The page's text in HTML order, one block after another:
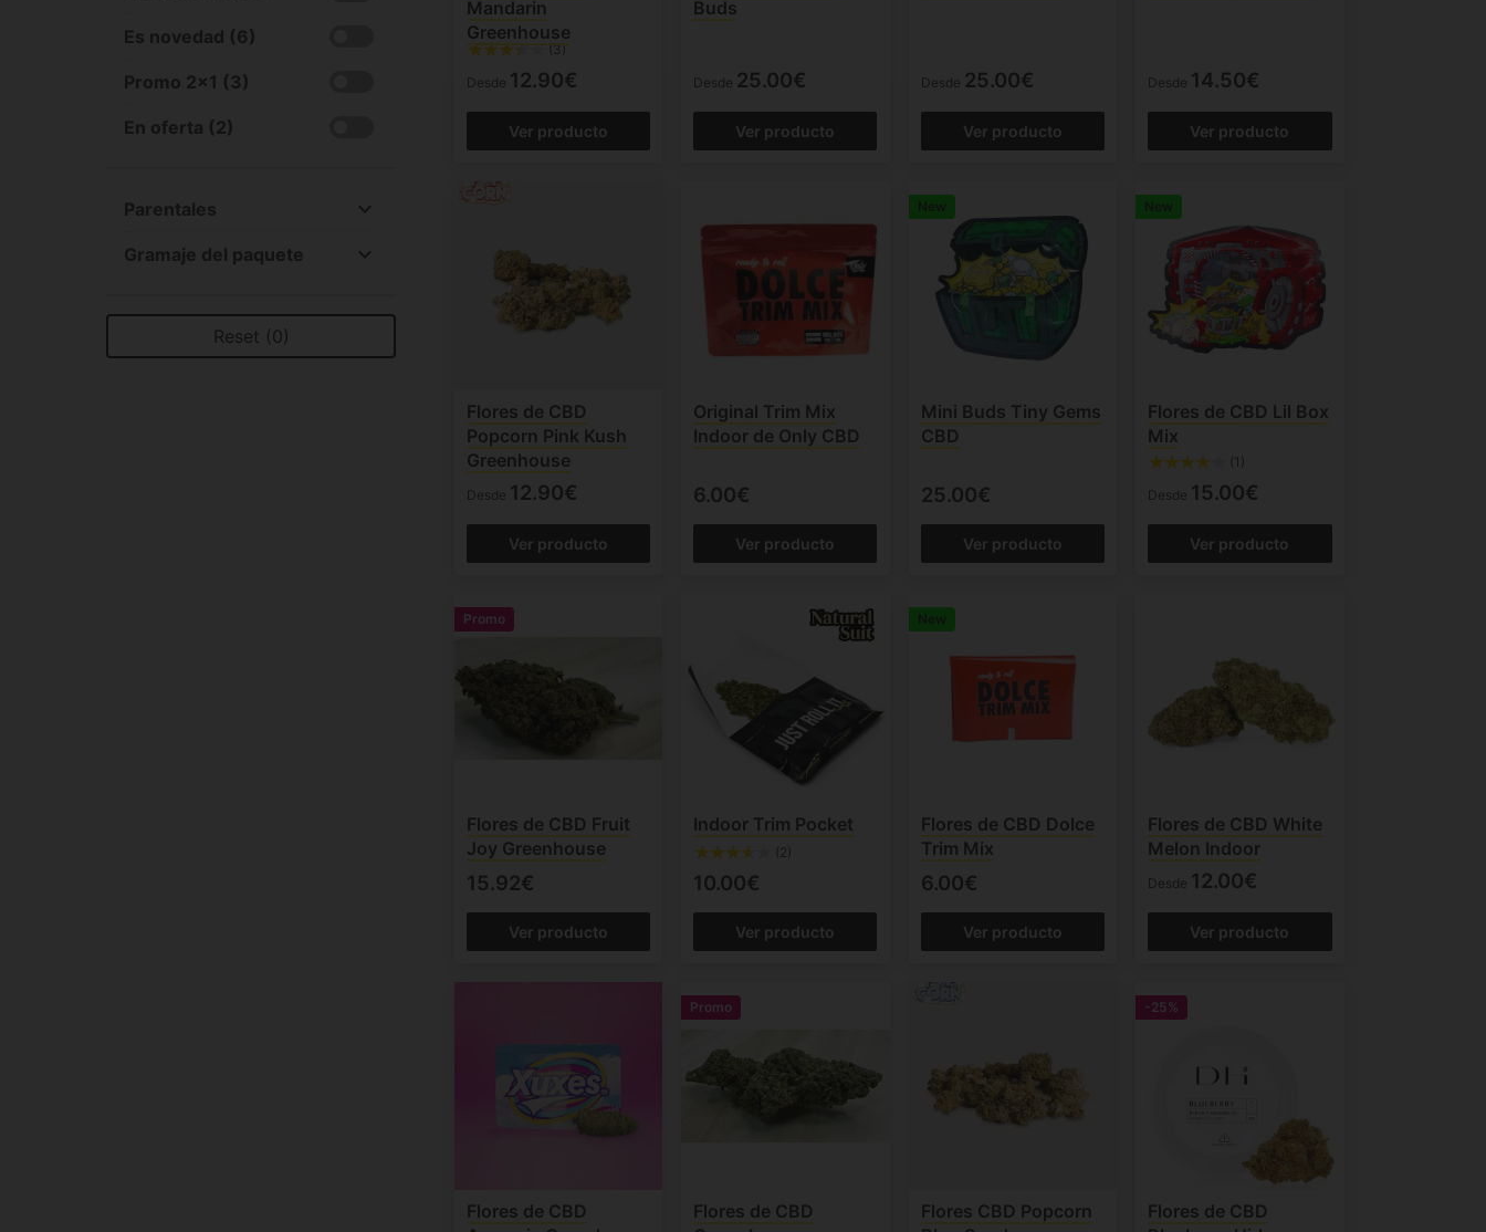
Es novedad (6)
Promo 2x1 (3)
En oferta (2)
Parentales
Amnesia (2)
Runtz (1)
Zkittlez (1)
Gramaje del paquete
1 g (2)
Reset (0)
Mandarin
Greenhouse
(3)
Desde 12.90€
Ver producto
Buds
Desde 25.00€
Ver producto
Desde 25.00€
Ver producto
Desde 14.50€
Ver producto
Flores de CBD
Popcorn Pink Kush
Greenhouse
Desde 12.90€
Ver producto
Original Trim Mix
Indoor de Only CBD
6.00€
Ver producto
New
Mini Buds Tiny Gems
CBD
25.00€
Ver producto
New
Flores de CBD Lil Box
Mix
(1)
Desde 15.00€
Ver producto
Promo
Flores de CBD Fruit
Joy Greenhouse
15.92€
Ver producto
Indoor Trim Pocket
(2)
10.00€
Ver producto
New
Flores de CBD Dolce
Trim Mix
6.00€
Ver producto
Flores de CBD White
Melon Indoor
Desde 12.00€
Ver producto
Flores de CBD
Promo
Flores de CBD
Flores CBD Popcorn
-25%
Flores de CBD